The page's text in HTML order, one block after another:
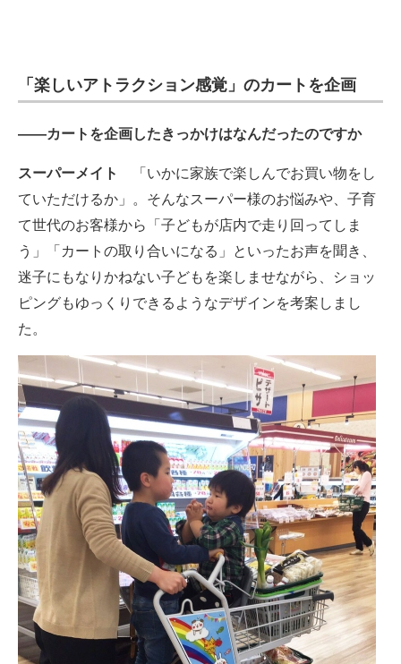
「楽しいアトラクション感覚」のカートを企画
――カートを企画したきっかけはなんだったのですか
スーパーメイト
「いかに家族で楽しんでお買い物をし
ていただけるか」。そんなスーパー様のお悩みや、子育
て世代のお客様から「子どもが店内で走り回ってしま
う」「カートの取り合いになる」といったお声を聞き、
迷子にもなりかねない子どもを楽しませながら、ショッ
ピングもゆっくりできるようなデザインを考案しまし
た。